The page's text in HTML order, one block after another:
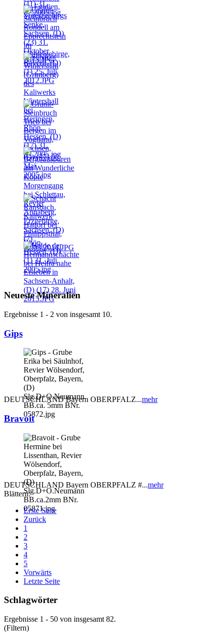
Neueste Mineralien
Ergebnisse 1 - 2 von insgesamt 10.
Gips
DEUTSCHLAND Bayern OBERPFALZ...mehr
Bravoit
DEUTSCHLAND Bayern OBERPFALZ #...mehr
Blättern:
Erste Seite
Zurück
1
2
3
4
5
Vorwärts
Letzte Seite
Schlagwörter
Ergebnisse 1 - 50 von insgesamt 82.
(Filtern)